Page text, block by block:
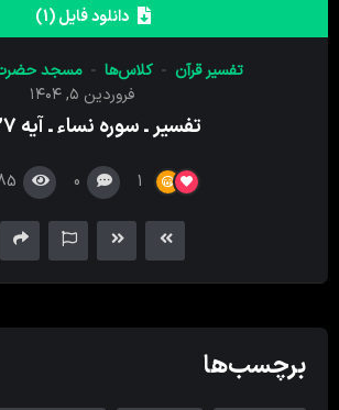
صدا
دانلود فایل (1)
تفسیر قرآن کلاس‌ها
مسجد حضرت
فروردین ۵, ۱۴۰۴
تفسیر ـ سوره نساء ـ آیه ۱۲۷
1
0
برچسب‌ها